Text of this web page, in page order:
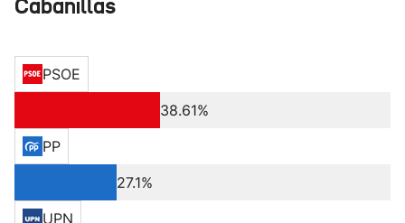
Cabanillas
PSOE
38.61%
PP
27.1%
UPN